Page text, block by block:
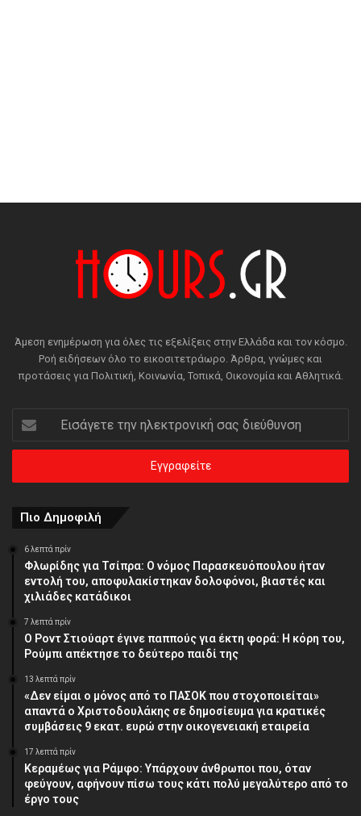
Άμεση ενημέρωση για όλες τις εξελίξεις στην Ελλάδα και τον κόσμο.
Ροή ειδήσεων όλο το εικοσιτετράωρο. Άρθρα, γνώμες και
προτάσεις για Πολιτική, Κοινωνία, Τοπικά, Οικονομία και Αθλητικά.
Εισάγετε
την
ηλεκτρονική
διεύθυνση
Πιο Δημοφιλή
6 λεπτά πρίν
Φλωρίδης για Τσίπρα: Ο νόμος Παρασκευόπουλου ήταν
εντολή του, αποφυλακίστηκαν δολοφόνοι, βιαστές και
χιλιάδες κατάδικοι
7 λεπτά πρίν
Ο Ροντ Στιούαρτ έγινε παππούς για έκτη φορά: Η κόρη του,
Ρούμπι απέκτησε το δεύτερο παιδί της
13 λεπτά πρίν
«Δεν είμαι ο μόνος από το ΠΑΣΟΚ που στοχοποιείται»
απαντά ο Χριστοδουλάκης σε δημοσίευμα για κρατικές
συμβάσεις 9 εκατ. ευρώ στην οικογενειακή εταιρεία
17 λεπτά πρίν
Κεραμέως για Ράμφο: Υπάρχουν άνθρωποι που, όταν
φεύγουν, αφήνουν πίσω τους κάτι πολύ μεγαλύτερο από το
έργο τους